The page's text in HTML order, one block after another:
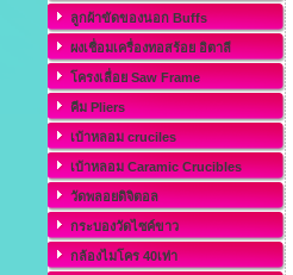
ลูกผ้าขัดของนอก Buffs
ผงเชื่อมเครื่องทอสร้อย อิตาลี
โครงเลื่อย Saw Frame
คีม Pliers
เบ้าหลอม cruciles
เบ้าหลอม Caramic Crucibles
วัดพลอยดิจิตอล
กระบองวัดไซค์ขาว
กล้องไมโคร 40เท่า